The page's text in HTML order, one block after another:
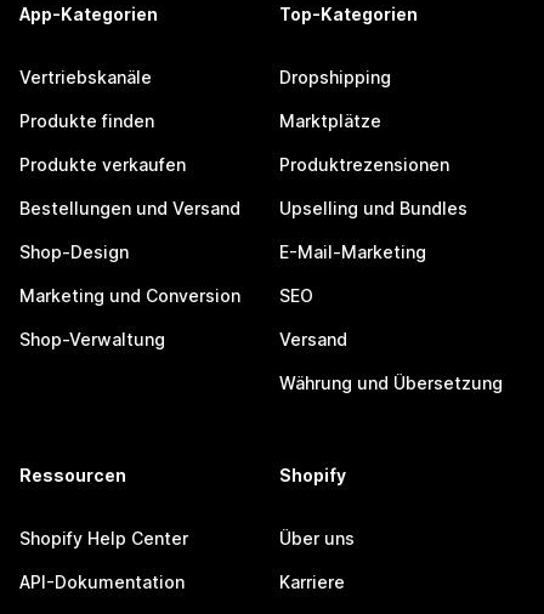
App-Kategorien
Vertriebskanäle
Produkte finden
Produkte verkaufen
Bestellungen und Versand
Shop-Design
Marketing und Conversion
Shop-Verwaltung
Top-Kategorien
Dropshipping
Marktplätze
Produktrezensionen
Upselling und Bundles
E-Mail-Marketing
SEO
Versand
Währung und Übersetzung
Ressourcen
Shopify Help Center
API-Dokumentation
Shopify
Über uns
Karriere